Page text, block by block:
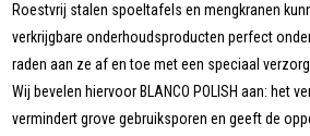
Roestvrij stalen spoeltafels en mengkranen
verkrijgbare onderhoudsproducten perfect
raden aan ze af en toe met een speciaal
Wij bevelen hiervoor BLANCO POLISH aan: het
vermindert grove gebruiksporen en geeft de